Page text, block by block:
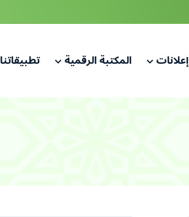
إعلانات المكتبة الرقمية تطبيقاتنا